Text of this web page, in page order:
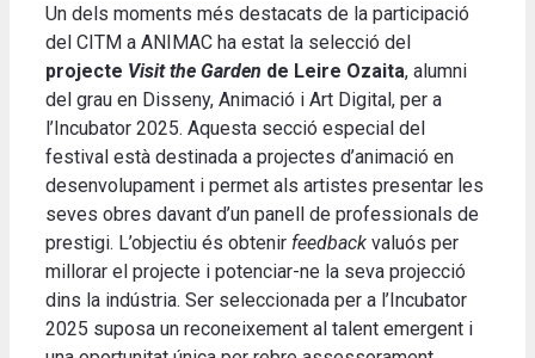
Un dels moments més destacats de la participació
del CITM a ANIMAC ha estat la selecció del
projecte Visit the Garden de Leire Ozaita, alumni
del grau en Disseny, Animació i Art Digital, per a
l’Incubator 2025. Aquesta secció especial del
festival està destinada a projectes d’animació en
desenvolupament i permet als artistes presentar les
seves obres davant d’un panell de professionals de
prestigi. L’objectiu és obtenir feedback valuós per
millorar el projecte i potenciar-ne la seva projecció
dins la indústria. Ser seleccionada per a l’Incubator
2025 suposa un reconeixement al talent emergent i